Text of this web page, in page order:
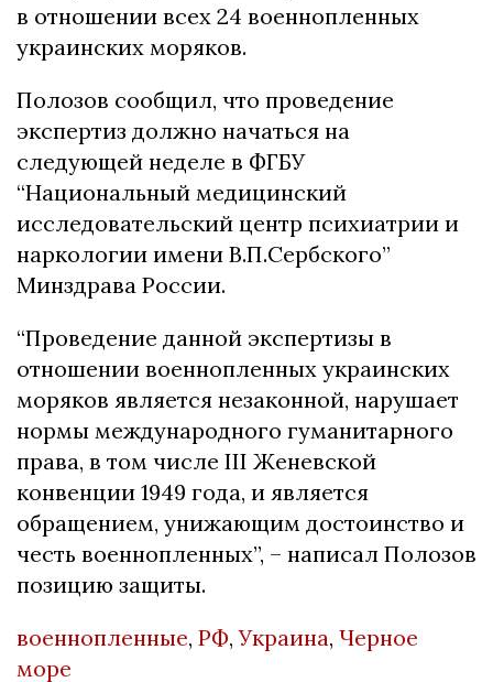
в отношении всех 24 военнопленных
украинских моряков.
Полозов сообщил, что проведение
экспертиз должно начаться на
следующей неделе в ФГБУ
“Национальный медицинский
исследовательский центр психиатрии и
наркологии имени В.П.Сербского”
Минздрава России.
“Проведение данной экспертизы в
отношении военнопленных украинских
моряков является незаконной, нарушает
нормы международного гуманитарного
права, в том числе III Женевской
конвенции 1949 года, и является
обращением, унижающим достоинство и
честь военнопленных”, – написал Полозов
позицию защиты.
военнопленные, РФ,Украина, Черное
море